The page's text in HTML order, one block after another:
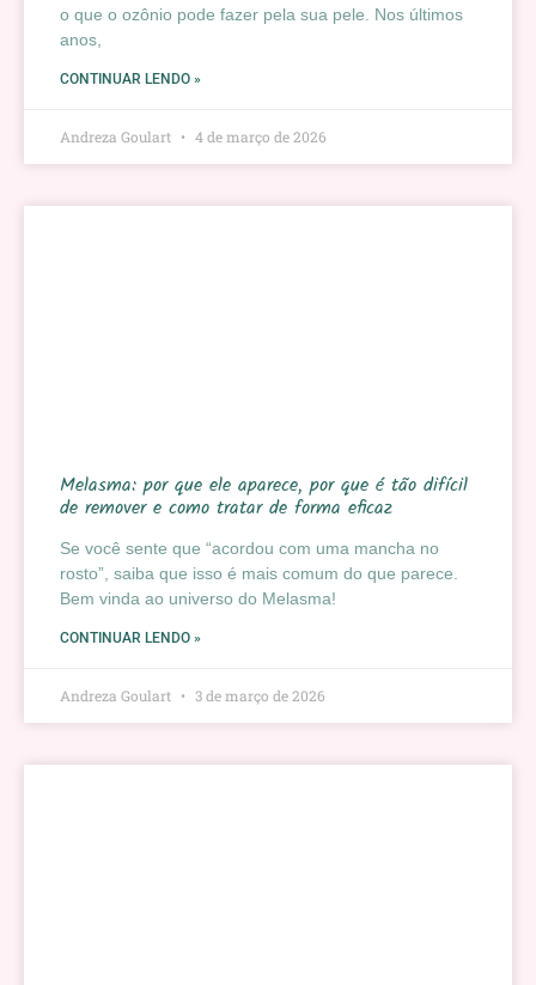
o que o ozônio pode fazer pela sua pele. Nos últimos
anos,
CONTINUAR LENDO »
Andreza Goulart 4 de março de 2026
Melasma: por que ele aparece, por que é tão difícil
de remover e como tratar de forma eficaz
Se você sente que “acordou com uma mancha no
rosto”, saiba que isso é mais comum do que parece.
Bem vinda ao universo do Melasma!
CONTINUAR LENDO »
Andreza Goulart 3 de março de 2026